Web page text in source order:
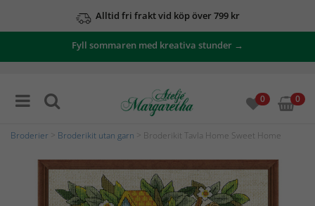
Alltid fri frakt vid köp över 799 kr
Fyll sommaren med kreativa stunder →
0 0
Broderier Broderikit utan garn > Broderikit Tavla Home Sweet Home